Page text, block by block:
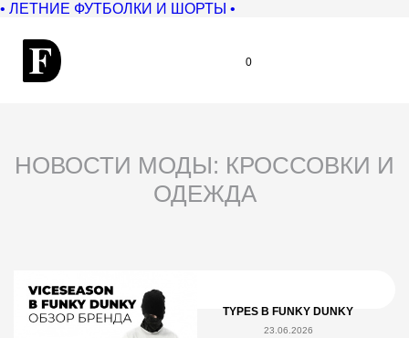
• ЛЕТНИЕ ФУТБОЛКИ И ШОРТЫ •
0
НОВОСТИ МОДЫ: КРОССОВКИ И
ОДЕЖДА
TYPES В FUNKY DUNKY
23.06.2026